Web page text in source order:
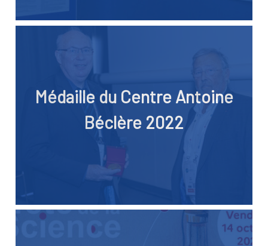
Médaille du Centre Antoine
Béclère 2022